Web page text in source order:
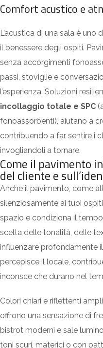
Comfort acustico e
L’acustica di una sala è
il benessere degli ospiti.
senza accorgimenti
passi, stoviglie e
l’esperienza. Soluzioni
incollaggio totale e SPC
fonoassorbenti), aiutano a
contribuendo a far sentire i
invogliandoli a tornare.
Come il pavimento
del cliente e
Anche il pavimento, come
silenziosamente ai tuoi
spazio e condiziona il
scelta delle tonalità, delle
influenzare profondamente
percepisce il locale,
inconsce che durano nel
Colori chiari e riflettenti
offrono una sensazione di
bistrot moderni e sale
toni scuri, materici o con